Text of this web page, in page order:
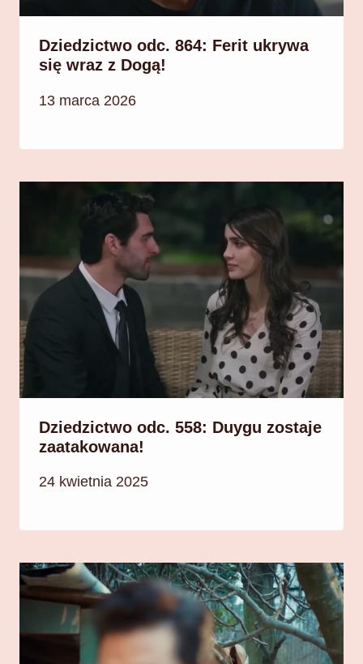
Dziedzictwo odc. 864: Ferit ukrywa
się wraz z Dogą!
13 marca 2026
Dziedzictwo odc. 558: Duygu zostaje
zaatakowana!
24 kwietnia 2025